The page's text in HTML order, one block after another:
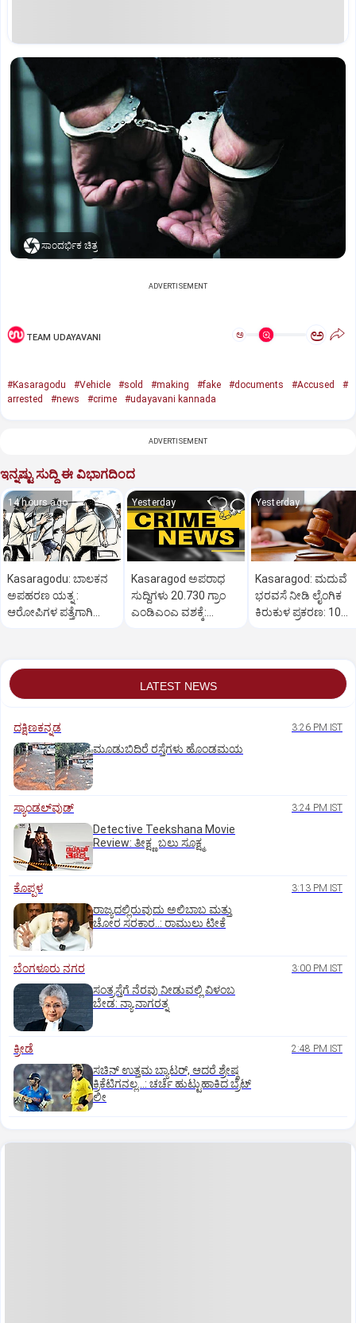
ಸಾಂದರ್ಭಿಕ ಚಿತ್ರ
ADVERTISEMENT
TEAM UDAYAVANI ಅ ಅ
#Kasaragodu #Vehicle #sold #making #fake #documents #Accused
#
arrested
#news #crime #udayavani kannada
ADVERTISEMENT
ಇನ್ನಷ್ಟು ಸುದ್ದಿ ಈ ವಿಭಾಗದಿಂದ
14 hours ago
Kasaragodu: ಬಾಲಕನ
ಅಪಹರಣ ಯತ್ನ :
ಆರೋಪಿಗಳ ಪತ್ತೆಗಾಗಿ
Yesterday
Kasaragod ಅಪರಾಧ
ಸುದ್ದಿಗಳು 20.730 ಗ್ರಾಂ
ಎಂಡಿಎಂಎ ವಶಕ್ಕೆ:
Yesterday
Kasaragod: ಮದುವೆ
ಭರವಸೆ ನೀಡಿ ಲೈಂಗಿಕ
ಕಿರುಕುಳ ಪ್ರಕರಣ: 10
LATEST NEWS
ದಕ್ಷಿಣಕನ್ನಡ 3:26 PM IST
ಮೂಡುಬಿದಿರೆ ರಸ್ತೆಗಳು ಹೊಂಡಮಯ
ಸ್ಯಾಂಡಲ್‌ವುಡ್‌ 3:24 PM IST
Detective Teekshana Movie
Review: ತೀಕ್ಷ್ಣ ಬಲು ಸೂಕ್ಷ್ಮ
ಕೊಪ್ಪಳ 3:13 PM IST
ರಾಜ್ಯದಲ್ಲಿರುವುದು ಅಲಿಬಾಬ ಮತ್ತು
ಚೋರ ಸರಕಾರ..: ರಾಮುಲು ಟೀಕೆ
ಬೆಂಗಳೂರು ನಗರ 3:00 PM IST
ಸಂತ್ರಸ್ತೆಗೆ ನೆರವು ನೀಡುವಲ್ಲಿ ವಿಳಂಬ
ಬೇಡ: ನ್ಯಾ.ನಾಗರತ್ನ
ಕ್ರೀಡೆ 2:48 PM IST
ಸಚಿನ್‌ ಉತ್ತಮ ಬ್ಯಾಟರ್‌, ಆದರೆ ಶ್ರೇಷ್ಠ
ಕ್ರಿಕೆಟಿಗನಲ್ಲ…: ಚರ್ಚೆ ಹುಟ್ಟುಹಾಕಿದ ಬ್ರೆಟ್‌
ಲೀ